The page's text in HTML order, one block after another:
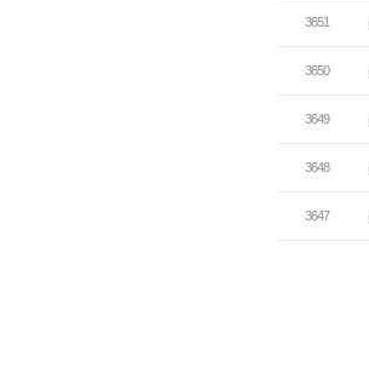
3651
3650
3649
3648
3647